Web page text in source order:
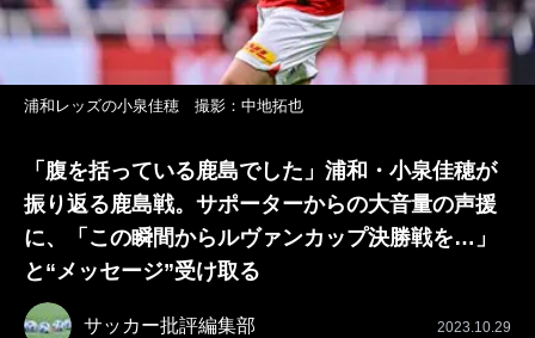
浦和レッズの小泉佳穂 撮影：中地拓也
「腹を括っている鹿島でした」浦和・小泉佳穂が
振り返る鹿島戦。サポーターからの大音量の声援
に、「この瞬間からルヴァンカップ決勝戦を…」
と“メッセージ”受け取る
サッカー批評編集部 2023.10.29